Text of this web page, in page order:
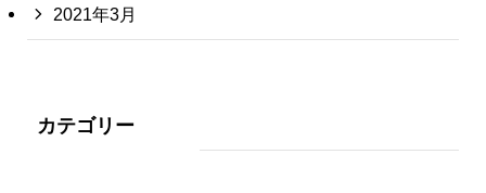
2021年3月
カテゴリー